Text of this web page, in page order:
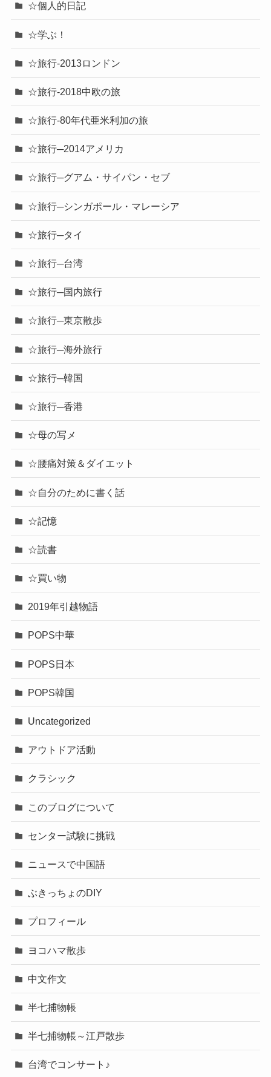
☆個人的日記
☆学ぶ！
☆旅行-2013ロンドン
☆旅行-2018中欧の旅
☆旅行-80年代亜米利加の旅
☆旅行─2014アメリカ
☆旅行─グアム・サイパン・セブ
☆旅行─シンガポール・マレーシア
☆旅行─タイ
☆旅行─台湾
☆旅行─国内旅行
☆旅行─東京散歩
☆旅行─海外旅行
☆旅行─韓国
☆旅行─香港
☆母の写メ
☆腰痛対策＆ダイエット
☆自分のために書く話
☆記憶
☆読書
☆買い物
2019年引越物語
POPS中華
POPS日本
POPS韓国
Uncategorized
アウトドア活動
クラシック
このブログについて
センター試験に挑戦
ニュースで中国語
ぶきっちょのDIY
プロフィール
ヨコハマ散歩
中文作文
半七捕物帳
半七捕物帳～江戸散歩
台湾でコンサート♪